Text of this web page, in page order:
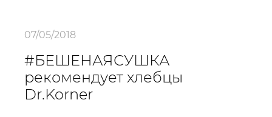
07/05/2018
#БЕШЕНАЯСУШКА
рекомендует хлебцы
Dr.Korner